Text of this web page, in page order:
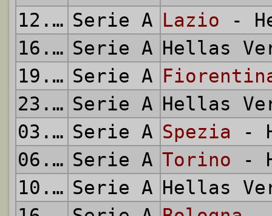
12.12.2020 Serie A Lazio -
16.12.2020 Serie A Hellas
19.12.2020 Serie A
23.12.2020 Serie A Hellas
03.01.2021 Serie A Spezia -
06.01.2021 Serie A Torino -
10.01.2021 Serie A Hellas